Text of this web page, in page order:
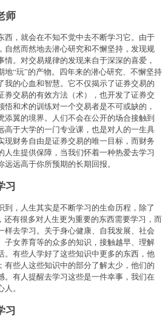
师
西，就会在不知不觉中去不断学习它。由于
自然而然地去潜心研究和不懈坚持，发现规
。对交易规律的发现来自于深深的喜爱，
地“玩”的产物。四年来的潜心研究、不懈坚持
我的心血和智慧。它不仅揭示了证券交易的
券交易的有效方法（术），也开发了证券交
和术的训练对一个交易者是不可或缺的，
添翼的境界。人们不会在公开的场合接触到
高于大学的一门专业课，也是对人的一生具
现财务自由是证券交易的唯一目标，而财务
人生提供保障，当我们怀着一种热爱去学习
远高于你所预期的长期回报。
习
到，人生其实是不断学习的生命历程，除了
还有很多对人生更为重要的东西需要学习，而
样去学习。关于身心健康、自我发展、社会
子女养育等的众多的知识，接触越早、理解
。有些人学好了这些知识中更多的东西，他
有些人这些知识中的部分了解太少，他们的
。有人提醒去学习这些是一件幸事，我们在
。
习